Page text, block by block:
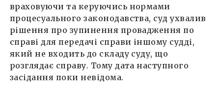
враховуючи та керуючись нормами
процесуального законодавства, суд ухвалив
рішення про зупинення провадження по
справі для передачі справи іншому судді,
який не входить до складу суду, що
розглядає справу. Тому дата наступного
засідання поки невідома.